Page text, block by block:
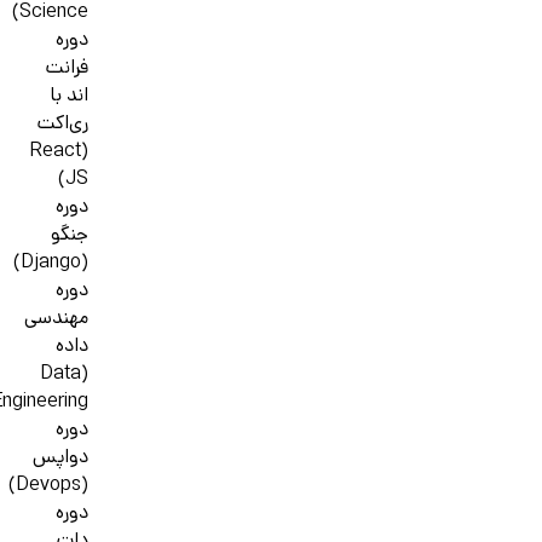
Science)
دوره
فرانت
اند با
ری‌اکت
(React
JS)
دوره
جنگو
(Django)
دوره
مهندسی
داده
(Data
دوره
دواپس
(Devops)
دوره